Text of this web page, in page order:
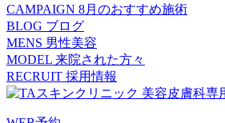
CAMPAIGN 8月のおすすめ施術
BLOG ブログ
MENS 男性美容
MODEL 来院された方々
RECRUIT 採用情報